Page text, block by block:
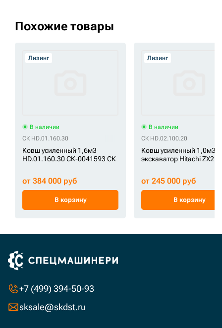
Похожие товары
Лизинг
В наличии
СК HD.01.160.30
Ковш усиленный 1,6м3
HD.01.160.30 СК-0041593 СК
от 384 000 руб
В корзину
Лизинг
В наличии
СК HD.02.100.20
Ковш усиленный 1,0м3
экскаватор Hitachi ZX210
от 245 000 руб
В корзину
+7 (499) 394-50-93
sksale@skdst.ru